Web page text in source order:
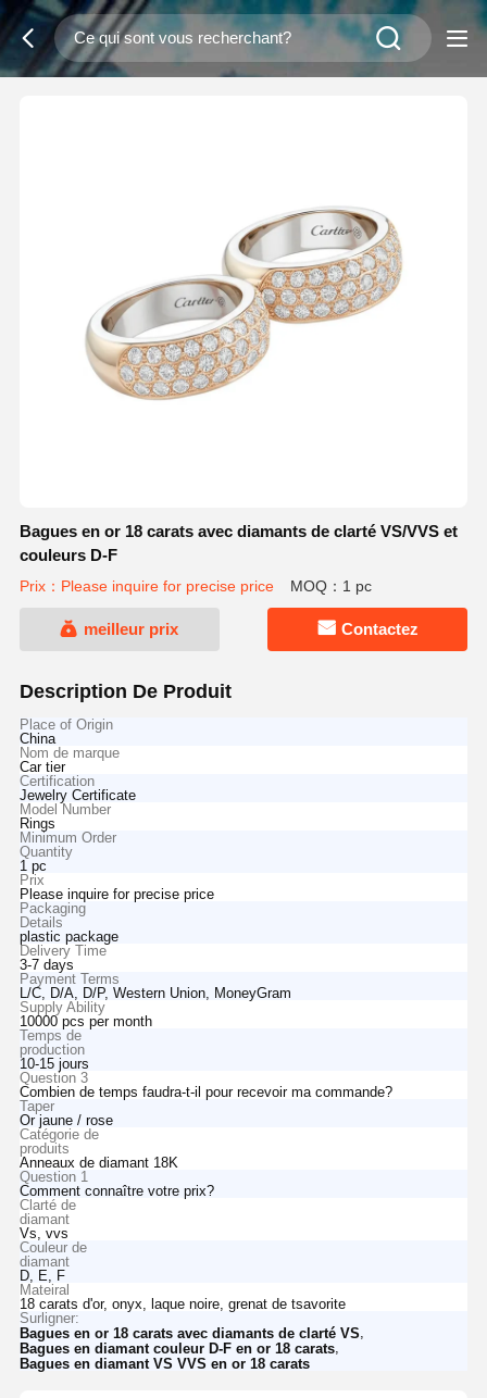
Bagues en or 18 carats avec diamants de clarté VS/VVS et
couleurs D-F
Prix：Please inquire for precise price MOQ：1 pc
meilleur prix Contactez
Description De Produit
Place of Origin
China
Nom de marque
Car tier
Certification
Jewelry Certificate
Model Number
Rings
Minimum Order
Quantity
1 pc
Prix
Please inquire for precise price
Packaging
Details
plastic package
Delivery Time
3-7 days
Payment Terms
L/C, D/A, D/P, Western Union, MoneyGram
Supply Ability
10000 pcs per month
Temps de
production
10-15 jours
Question 3
Combien de temps faudra-t-il pour recevoir ma commande?
Taper
Or jaune / rose
Catégorie de
produits
Anneaux de diamant 18K
Question 1
Comment connaître votre prix?
Clarté de
diamant
Vs, vvs
Couleur de
diamant
D, E, F
Mateiral
18 carats d'or, onyx, laque noire, grenat de tsavorite
Surligner:
Bagues en or 18 carats avec diamants de clarté VS
Bagues en diamant couleur D-F en or 18 carats,
Bagues en diamant VS VVS en or 18 carats